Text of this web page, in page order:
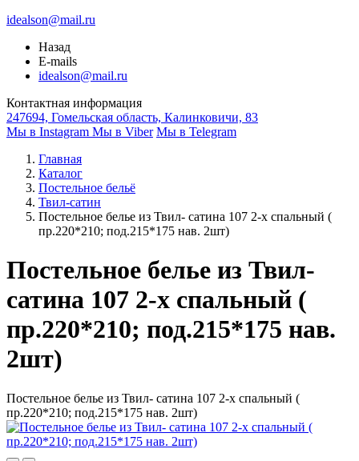
idealson@mail.ru
Назад
E-mails
idealson@mail.ru
Контактная информация
247694, Гомельская область, Калинковичи, 83
Мы в Instagram Мы в Viber Мы в Telegram
Главная
Каталог
Постельное бельё
Твил-сатин
Постельное белье из Твил- сатина 107 2-х спальный (
пр.220*210; под.215*175 нав. 2шт)
Постельное белье из Твил-
сатина 107 2-х спальный (
пр.220*210; под.215*175 нав.
2шт)
Постельное белье из Твил- сатина 107 2-х спальный (
пр.220*210; под.215*175 нав. 2шт)